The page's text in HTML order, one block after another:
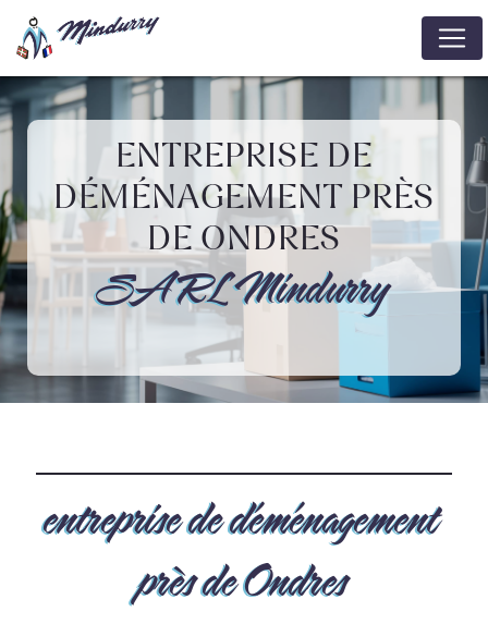
ENTREPRISE DE
DÉMÉNAGEMENT PRÈS
DE ONDRES
SARL Mindurry
entreprise de déménagement
près de Ondres
Panneau de gestion des cookies